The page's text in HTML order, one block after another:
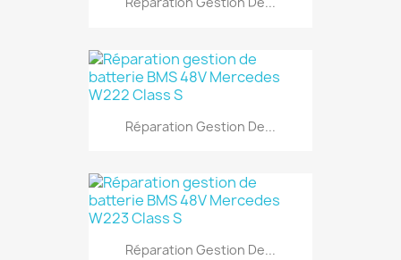
Réparation Gestion De...
Réparation Gestion De...